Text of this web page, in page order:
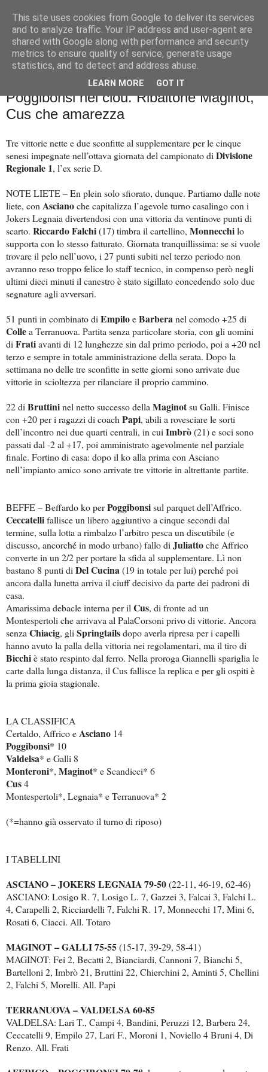
Palla al cerchio
mercoledì 22 novembre 2023
A tutta D: Asciano di testa, beffa
Poggibonsi nel clou. Ribaltone Maginot,
Cus che amarezza
Tre vittorie nette e due sconfitte al supplementare per le cinque
senesi impegnate nell’ottava giornata del campionato di Divisione
Regionale 1, l’ex serie D.
NOTE LIETE – En plein solo sfiorato, dunque. Partiamo dalle note
liete, con Ascianoche capitalizza l’agevole turno casalingo con i
Jokers Legnaia divertendosi con una vittoria da ventinove punti di
scarto. Riccardo Falchi(17) timbra il cartellino, Monnecchilo
supporta con lo stesso fatturato. Giornata tranquillissima: se si vuole
trovare il pelo nell’uovo, i 27 punti subiti nel terzo periodo non
avranno reso troppo felice lo staff tecnico, in compenso però negli
ultimi dieci minuti il canestro è stato sigillato concedendo solo due
segnature agli avversari.
51 punti in combinato di EmpiloeBarberanel comodo +25 di
Collea Terranuova. Partita senza particolare storia, con gli uomini
di Fratiavanti di 12 lunghezze sin dal primo periodo, poi a +20 nel
terzo e sempre in totale amministrazione della serata. Dopo la
settimana no delle tre sconfitte in sette giorni sono arrivate due
vittorie in scioltezza per rilanciare il proprio cammino.
22 di Bruttininel netto successo della Maginotsu Galli. Finisce
con +20 per i ragazzi di coach Papi, abili a rovesciare le sorti
dell’incontro nei due quarti centrali, in cui Imbrò(21) e soci sono
passati dal -2 al +17, poi amministrato agevolmente nel parziale
finale. Fortino di casa: dopo il ko alla prima con Asciano
nell’impianto amico sono arrivate tre vittorie in altrettante partite.
BEFFE – Beffardo ko perPoggibonsisul parquet dell’Affrico.
Ceccatellifallisce un libero aggiuntivo a cinque secondi dal
termine, sulla lotta a rimbalzo l’arbitro pesca un discutibile (e
discusso, ancorché in modo urbano) fallo di Juliattoche Affrico
converte in un 2/2 per portare la sfida al supplementare. Lì non
bastano 8 punti di Del Cucina(19 in totale per lui) perché poi
ancora dalla lunetta arriva il ciuff decisivo da parte dei padroni di
casa.
Amarissima debacle interna per il Cus, di fronte ad un
Montespertoli che arrivava al PalaCorsoni privo di vittorie. Ancora
senza Chiacig, gli Springtailsdopo averla ripresa per i capelli
hanno avuto la palla della vittoria nei regolamentari, ma il tiro di
Bicchiè stato respinto dal ferro. Nella proroga Giannelli spariglia le
carte dalla lunga distanza, il Cus fallisce la replica e per gli ospiti è
la prima gioia stagionale.
LA CLASSIFICA
Certaldo, Affrico eAsciano 14
Poggibonsi* 10
Valdelsa* e Galli 8
Monteroni*, Maginot* e Scandicci* 6
Cus4
Montespertoli*, Legnaia* e Terranuova* 2
(*=hanno già osservato il turno di riposo)
I TABELLINI
ASCIANO – JOKERS LEGNAIA 79-50(22-11, 46-19, 62-46)
ASCIANO: Losigo R. 7, Losigo L. 7, Gazzei 3, Falcai 3, Falchi L.
4, Carapelli 2, Ricciardelli 7, Falchi R. 17, Monnecchi 17, Mini 6,
Rosati 6, Ciacci. All. Totaro
MAGINOT – GALLI 75-55(15-17, 39-29, 58-41)
MAGINOT: Fei 2, Becatti 2, Bianciardi, Cannoni 7, Bianchi 5,
Bartelloni 2, Imbrò 21, Bruttini 22, Chierchini 2, Aminti 5, Chellini
2, Falchi 5, Morelli. All. Papi
TERRANUOVA – VALDELSA 60-85
VALDELSA: Lari T., Campi 4, Bandini, Peruzzi 12, Barbera 24,
Ceccatelli 9, Empilo 27, Lari F., Moroni 1, Noviello 4 Bruni 4, Di
Renzo. All. Frati
This site uses cookies from Google to deliver its services
and to analyze traffic. Your IP address and user-agent are
shared with Google along with performance and security
metrics to ensure quality of service, generate usage
statistics, and to detect and address abuse.
LEARN MORE GOT IT